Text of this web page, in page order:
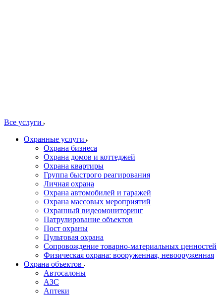
Все услуги
Охранные услуги
Охрана бизнеса
Охрана домов и коттеджей
Охрана квартиры
Группа быстрого реагирования
Личная охрана
Охрана автомобилей и гаражей
Охрана массовых мероприятий
Охранный видеомониторинг
Патрулирование объектов
Пост охраны
Пультовая охрана
Сопровождение товарно-материальных ценностей
Физическая охрана: вооруженная, невооруженная
Охрана объектов
Автосалоны
АЗС
Аптеки